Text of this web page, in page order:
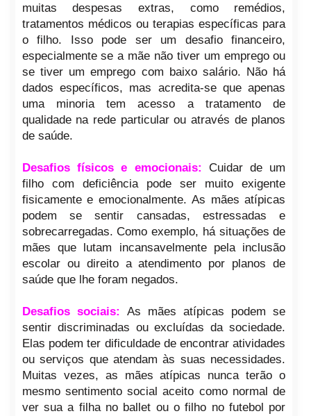
muitas despesas extras, como remédios,
tratamentos médicos ou terapias específicas para
o filho. Isso pode ser um desafio financeiro,
especialmente se a mãe não tiver um emprego ou
se tiver um emprego com baixo salário. Não há
dados específicos, mas acredita-se que apenas
uma minoria tem acesso a tratamento de
qualidade na rede particular ou através de planos
de saúde.
Desafios físicos e emocionais: Cuidar de um
filho com deficiência pode ser muito exigente
fisicamente e emocionalmente. As mães atípicas
podem se sentir cansadas, estressadas e
sobrecarregadas. Como exemplo, há situações de
mães que lutam incansavelmente pela inclusão
escolar ou direito a atendimento por planos de
saúde que lhe foram negados.
Desafios sociais: As mães atípicas podem se
sentir discriminadas ou excluídas da sociedade.
Elas podem ter dificuldade de encontrar atividades
ou serviços que atendam às suas necessidades.
Muitas vezes, as mães atípicas nunca terão o
mesmo sentimento social aceito como normal de
ver sua a filha no ballet ou o filho no futebol por